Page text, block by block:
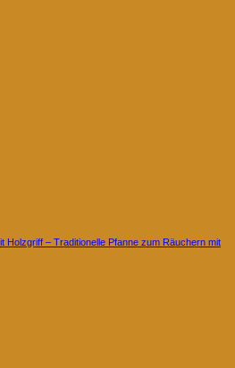
Holzgriff – Traditionelle Pfanne zum Räuchern mit